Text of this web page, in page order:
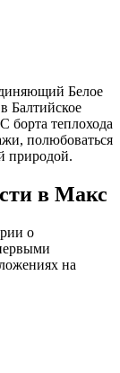
Белое
Балтийское
борта теплохода
полюбоваться
природой.
в Макс
о
на